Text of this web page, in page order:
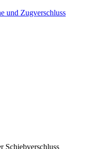
und Zugverschluss
Schiebverschluss